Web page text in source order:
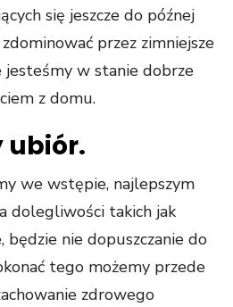
się jeszcze do późnej
przez zimniejsze
jesteśmy w stanie dobrze
z domu.
ubiór.
we wstępie, najlepszym
dolegliwości takich jak
będzie nie dopuszczanie do
tego możemy przede
zdrowego